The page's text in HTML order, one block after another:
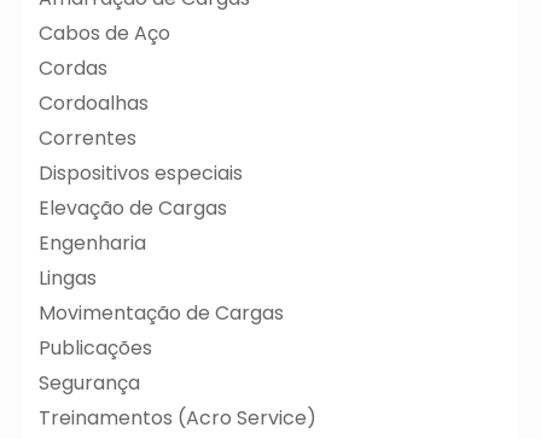
Cabos de Aço
Cordas
Cordoalhas
Correntes
Dispositivos especiais
Elevação de Cargas
Engenharia
Lingas
Movimentação de Cargas
Publicações
Segurança
Treinamentos (Acro Service)